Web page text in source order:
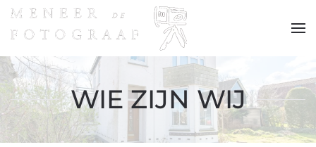
Terug naar hoofdinhoud
WIE ZIJN WIJ